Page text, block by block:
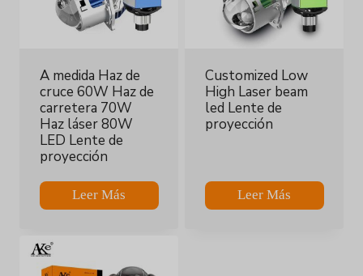
A medida Haz de
cruce 60W Haz de
carretera 70W
Haz láser 80W
LED Lente de
proyección
Leer Más
Customized Low
High Laser beam
led Lente de
proyección
Leer Más